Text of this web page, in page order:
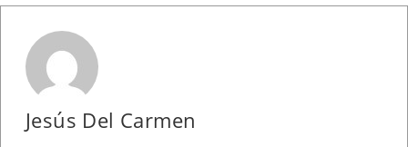
Jesús Del Carmen